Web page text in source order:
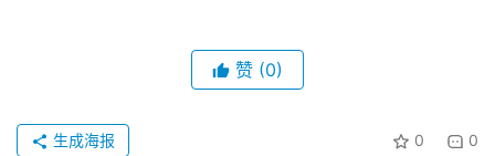
赞 (0)
0 0
生成海报